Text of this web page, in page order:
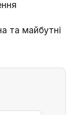
та майбутні